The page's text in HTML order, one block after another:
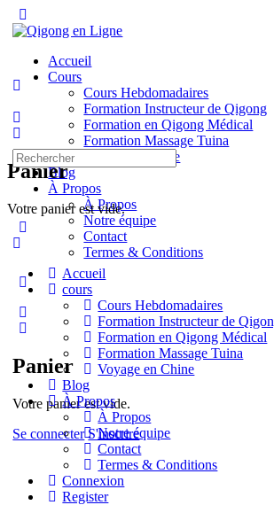
Side
Accueil
Cours
Cours Hebdomadaires
Formation Instructeur de Qigong
Formation en Qigong Médical
Formation Massage Tuina
Voyage en Chine
Blog
À Propos
À Propos
Notre équipe
Contact
Termes & Conditions
More
options
Panier
Votre panier est vide.
Se connecter S'inscrire
Panier
Votre panier est vide.
Recherche
pour:
Accueil
cours
Cours Hebdomadaires
Formation Instructeur de
Formation en Qigong Médical
Formation Massage Tuina
Voyage en Chine
Blog
À Propos
À Propos
Notre équipe
Contact
Termes & Conditions
Connexion
Register